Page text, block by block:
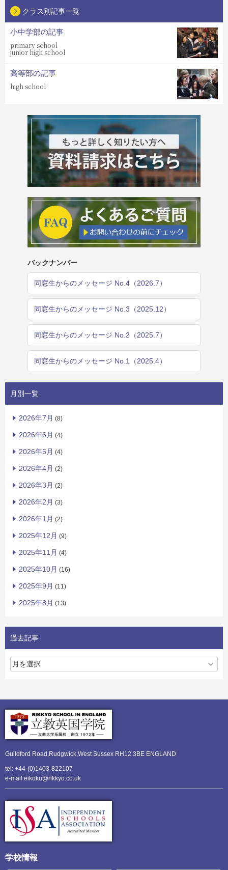
クラス別記事一覧
小中学部の記事
primary school
junior high school
高等部の記事
high school
バックナンバー
同窓生からのメッセージ No.4（2026.7）
同窓生からのメッセージ No.3（2025.12）
同窓生からのメッセージ No.2（2025.7）
同窓生からのメッセージ No.1（2025.4）
月別一覧
2026年7月 (8)
2026年6月 (4)
2026年5月 (4)
2026年4月 (2)
2026年3月 (2)
2026年2月 (3)
2026年1月 (2)
2025年12月 (9)
2025年11月 (4)
2025年10月 (16)
2025年9月 (11)
2025年8月 (13)
過去記事
Guildford Road,Rudgwick,West Sussex RH12 3BE ENGLAND
tel: +44-(0)1403-822107
e-mail:eikoku@rikkyo.co.uk
学校情報